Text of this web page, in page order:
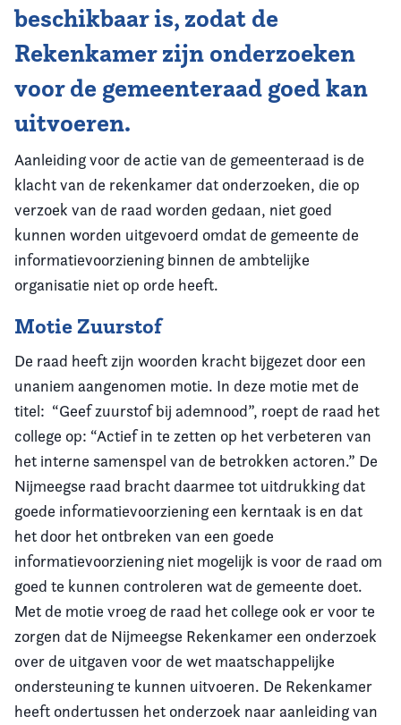
beschikbaar is, zodat de
Rekenkamer zijn onderzoeken
voor de gemeenteraad goed kan
uitvoeren.
Aanleiding voor de actie van de gemeenteraad is de
klacht van de rekenkamer dat onderzoeken, die op
verzoek van de raad worden gedaan, niet goed
kunnen worden uitgevoerd omdat de gemeente de
informatievoorziening binnen de ambtelijke
organisatie niet op orde heeft.
Motie Zuurstof
De raad heeft zijn woorden kracht bijgezet door een
unaniem aangenomen motie. In deze motie met de
titel: “Geef zuurstof bij ademnood”, roept de raad het
college op: “Actief in te zetten op het verbeteren van
het interne samenspel van de betrokken actoren.” De
Nijmeegse raad bracht daarmee tot uitdrukking dat
goede informatievoorziening een kerntaak is en dat
het door het ontbreken van een goede
informatievoorziening niet mogelijk is voor de raad om
goed te kunnen controleren wat de gemeente doet.
Met de motie vroeg de raad het college ook er voor te
zorgen dat de Nijmeegse Rekenkamer een onderzoek
over de uitgaven voor de wet maatschappelijke
ondersteuning te kunnen uitvoeren. De Rekenkamer
heeft ondertussen het onderzoek naar aanleiding van